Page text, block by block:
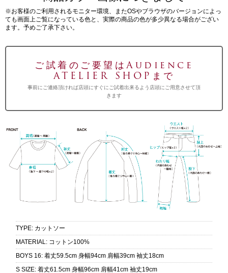
※お客様のご利用されるモニター環境、またOSやブラウザのバージョンによっ
ても画面上ご覧になっている色と、実際の商品の色が多少異なる場合がござい
ます。予めご了承下さい。
ご試着のご要望はAudience
ATELIER SHOPまで
事前にご連絡頂ければ店頭にすぐにご試着出来るよう店頭にご用意させて頂
きます
TYPE: カットソー
MATERIAL: コットン100%
BOYS 16: 着丈59.5cm 身幅94cm 肩幅39cm 袖丈18cm
S SIZE: 着丈61.5cm 身幅96cm 肩幅41cm 袖丈19cm